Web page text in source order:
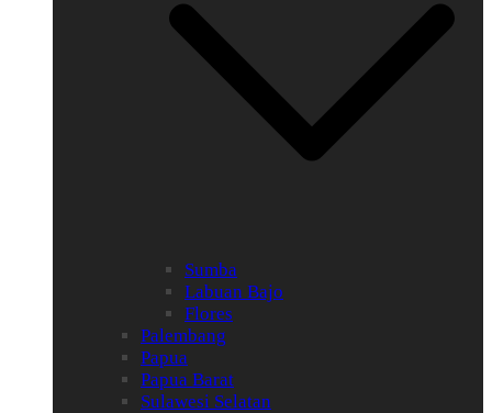
Sumba
Labuan Bajo
Flores
Palembang
Papua
Papua Barat
Sulawesi Selatan